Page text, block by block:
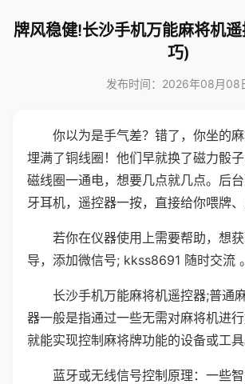
牌风稳健!长沙手机万能麻将机
巧)
发布时间：2026年08月08
你以为是手气差？错了，你坐的
埋满了铜线圈！他们早就换了磁力骰
磁线圈一通电，想要几点就几点。后
牙耳机，遥控器一按，直接给你喂牌、
若你在仪器使用上需要帮助，想
导，添加微信号; kkss8691 随时交流 。
长沙手机万能麻将机遥控器;普通
器一般是指通过一些无需对麻将机进
就能实现控制麻将牌功能的设备或工具
蓝牙或无线信号控制原理：一些